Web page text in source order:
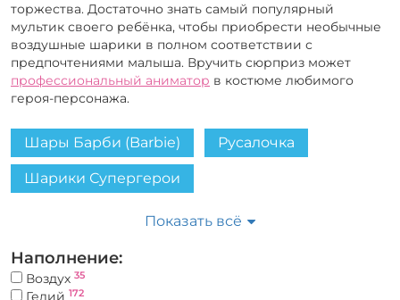
торжества. Достаточно знать самый популярный
мультик своего ребёнка, чтобы приобрести необычные
воздушные шарики в полном соответствии с
предпочтениями малыша. Вручить сюрприз может
профессиональный аниматор в костюме любимого
героя-персонажа.
Шары Барби (Barbie) Русалочка
Шарики Супергерои
Минни и Микки Маус
Шарики Винни Пух
Показать всё
Наполнение:
Воздух 35
Гелий 172